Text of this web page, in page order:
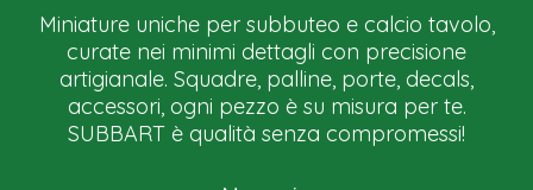
Miniature uniche per subbuteo e calcio tavolo,
curate nei minimi dettagli con precisione
artigianale. Squadre, palline, porte, decals,
accessori, ogni pezzo è su misura per te.
SUBBART è qualità senza compromessi!